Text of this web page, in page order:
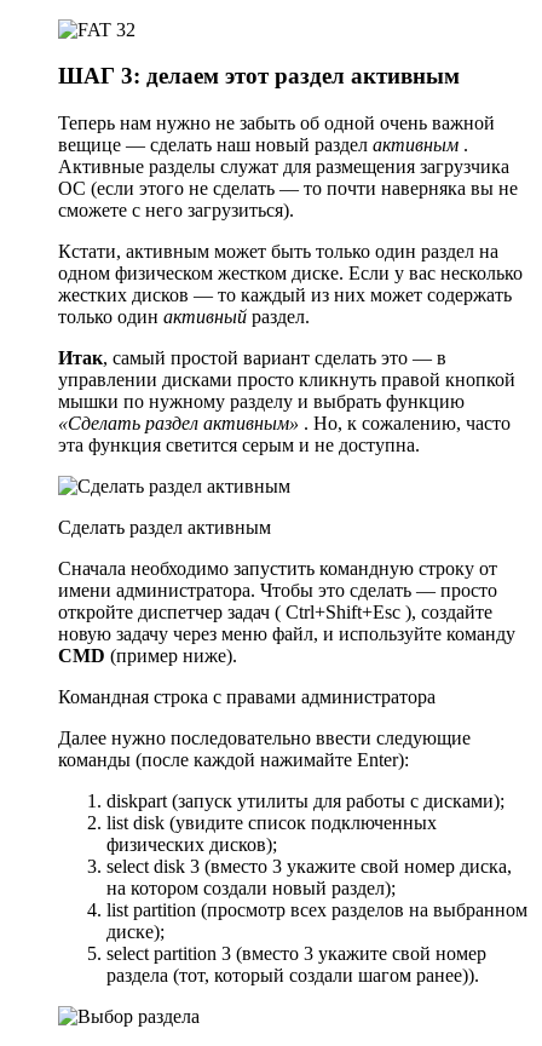
ШАГ 3: делаем этот раздел активным
Теперь нам нужно не забыть об одной очень важной
вещице — сделать наш новый раздел активным .
Активные разделы служат для размещения загрузчика
ОС (если этого не сделать — то почти наверняка вы не
сможете с него загрузиться).
Кстати, активным может быть только один раздел на
одном физическом жестком диске. Если у вас несколько
жестких дисков — то каждый из них может содержать
только один активный раздел.
Итак, самый простой вариант сделать это — в
управлении дисками просто кликнуть правой кнопкой
мышки по нужному разделу и выбрать функцию
«Сделать раздел активным» . Но, к сожалению, часто
эта функция светится серым и не доступна.
Сделать раздел активным
Сначала необходимо запустить командную строку от
имени администратора. Чтобы это сделать — просто
откройте диспетчер задач ( Ctrl+Shift+Esc ), создайте
новую задачу через меню файл, и используйте команду
CMD (пример ниже).
Командная строка с правами администратора
Далее нужно последовательно ввести следующие
команды (после каждой нажимайте Enter):
diskpart (запуск утилиты для работы с дисками);
list disk (увидите список подключенных
физических дисков);
select disk 3 (вместо 3 укажите свой номер диска,
на котором создали новый раздел);
list partition (просмотр всех разделов на выбранном
диске);
select partition 3 (вместо 3 укажите свой номер
раздела (тот, который создали шагом ранее)).